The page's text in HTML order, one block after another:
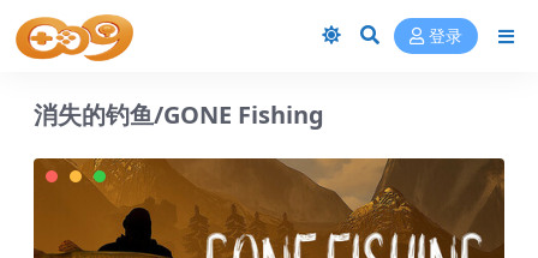
登录
消失的钓鱼/GONE Fishing